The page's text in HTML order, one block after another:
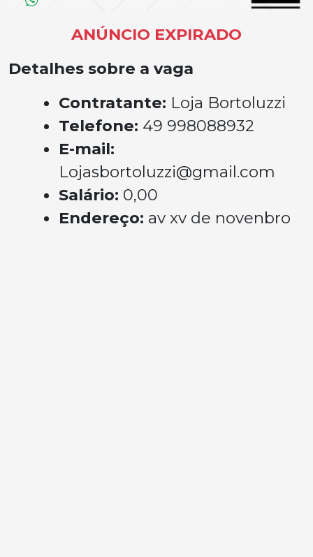
ANÚNCIO EXPIRADO
Detalhes sobre a vaga
Contratante: Loja Bortoluzzi
Telefone: 49 998088932
E-mail:
Lojasbortoluzzi@gmail.com
Salário: 0,00
Endereço: av xv de novenbro